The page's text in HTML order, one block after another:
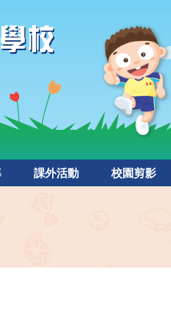
課外活動 校園剪影